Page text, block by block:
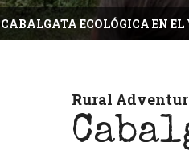
CABALGATA ECOLÓGICA EN EL
Rural